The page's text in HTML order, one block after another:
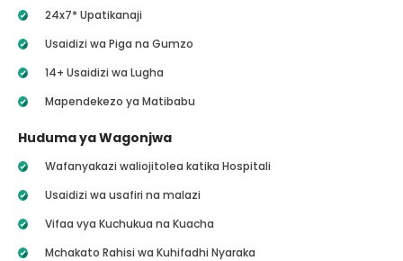
24x7* Upatikanaji
Usaidizi wa Piga na Gumzo
14+ Usaidizi wa Lugha
Mapendekezo ya Matibabu
Huduma ya Wagonjwa
Wafanyakazi waliojitolea katika Hospitali
Usaidizi wa usafiri na malazi
Vifaa vya Kuchukua na Kuacha
Mchakato Rahisi wa Kuhifadhi Nyaraka